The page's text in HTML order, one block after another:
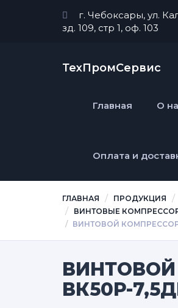
г. Чебоксары, ул.
зд. 109, стр 1, оф. 103
ТехПромСервис
Главная О
Оплата и
ГЛАВНАЯ ПРОДУКЦИЯ
ВИНТОВЫЕ
ВИНТОВОЙ
ВК50Р-